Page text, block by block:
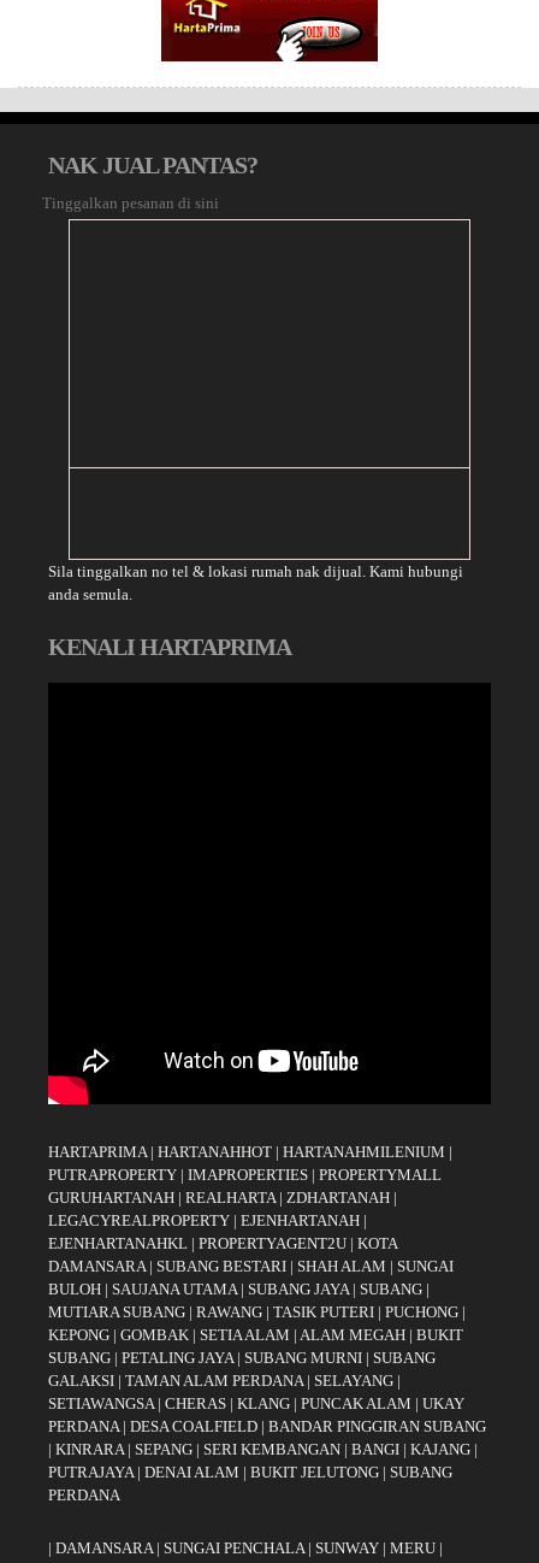
NAK JUAL PANTAS?
Tinggalkan pesanan di sini
Sila tinggalkan no tel & lokasi rumah nak dijual. Kami hubungi
anda semula.
KENALI HARTAPRIMA
HARTAPRIMA| HARTANAHHOT | HARTANAHMILENIUM |
PUTRAPROPERTY | IMAPROPERTIES | PROPERTYMALL
GURUHARTANAH | REALHARTA| ZDHARTANAH |
LEGACYREALPROPERTY | EJENHARTANAH |
EJENHARTANAHKL | PROPERTYAGENT2U | KOTA
DAMANSARA| SUBANG BESTARI | SHAH ALAM | SUNGAI
BULOH | SAUJANA UTAMA| SUBANG JAYA | SUBANG |
MUTIARA SUBANG | RAWANG | TASIK PUTERI | PUCHONG |
KEPONG | GOMBAK | SETIA ALAM | ALAM MEGAH | BUKIT
SUBANG | PETALING JAYA| SUBANG MURNI | SUBANG
GALAKSI | TAMAN ALAM PERDANA| SELAYANG |
SETIAWANGSA| CHERAS | KLANG | PUNCAK ALAM | UKAY
PERDANA| DESA COALFIELD | BANDAR PINGGIRAN SUBANG
| KINRARA| SEPANG | SERI KEMBANGAN | BANGI | KAJANG |
PUTRAJAYA| DENAI ALAM | BUKIT JELUTONG | SUBANG
PERDANA
| DAMANSARA| SUNGAI PENCHALA| SUNWAY | MERU |